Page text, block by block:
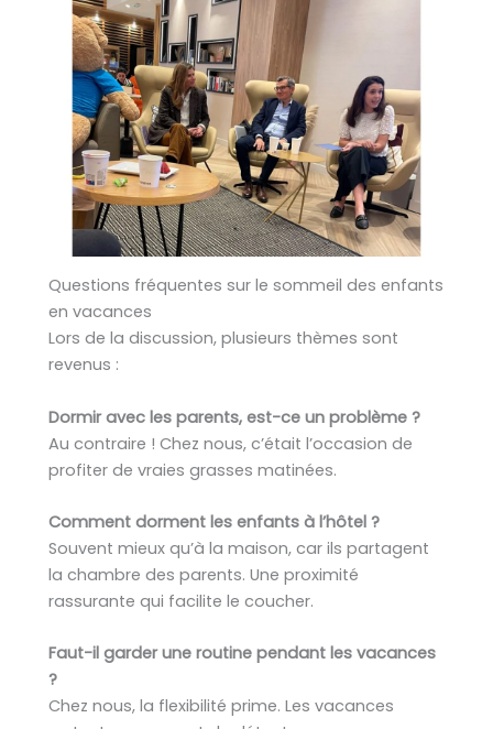
Questions fréquentes sur le sommeil des enfants
en vacances
Lors de la discussion, plusieurs thèmes sont
revenus :
Dormir avec les parents, est-ce un problème ?
Au contraire ! Chez nous, c’était l’occasion de
profiter de vraies grasses matinées.
Comment dorment les enfants à l’hôtel ?
Souvent mieux qu’à la maison, car ils partagent
la chambre des parents. Une proximité
rassurante qui facilite le coucher.
Faut-il garder une routine pendant les vacances
?
Chez nous, la flexibilité prime. Les vacances